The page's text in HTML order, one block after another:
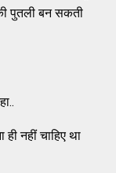
की पुतली बन सकती
नहीं चाहिए था